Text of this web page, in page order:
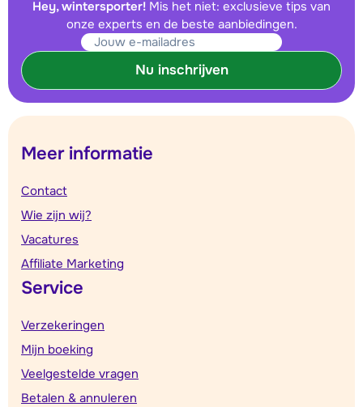
Hey, wintersporter! Mis het niet: exclusieve tips van
onze experts en de beste aanbiedingen.
Nu inschrijven
Meer informatie
Contact
Wie zijn wij?
Vacatures
Affiliate Marketing
Service
Verzekeringen
Mijn boeking
Veelgestelde vragen
Betalen & annuleren